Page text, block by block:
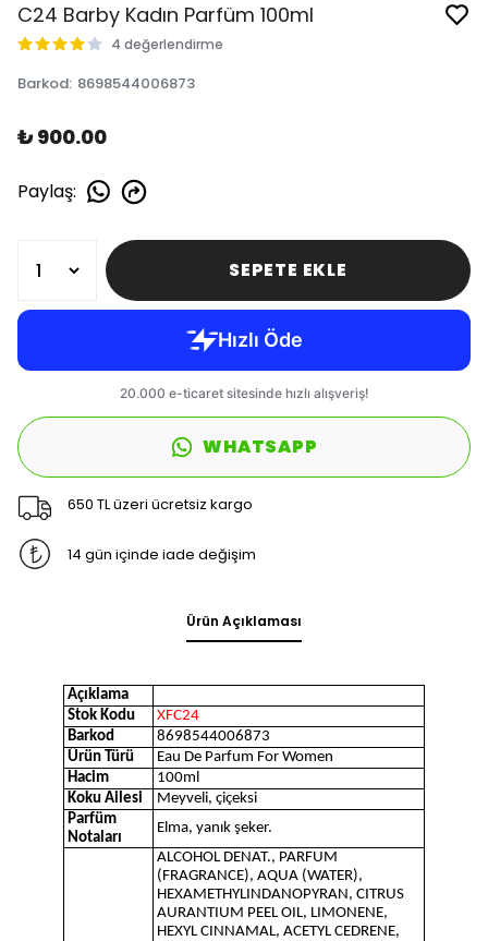
C24 Barby Kadın Parfüm 100ml
4 değerlendirme
Barkod: 8698544006873
₺ 900.00
Paylaş:
SEPETE EKLE
WHATSAPP
650 TL üzeri ücretsiz kargo
14 gün içinde iade değişim
Ürün Açıklaması
Açıklama
Stok Kodu
XFC24
Barkod
8698544006873
Ürün Türü
Eau De Parfum For Women
Hacim
100ml
Koku Ailesi
Meyveli, çiçeksi
Parfüm
Notaları
Elma, yanık şeker.
ALCOHOL DENAT., PARFUM
(FRAGRANCE), AQUA (WATER),
HEXAMETHYLINDANOPYRAN, CITRUS
AURANTIUM PEEL OIL, LIMONENE,
HEXYL CINNAMAL, ACETYL CEDRENE,